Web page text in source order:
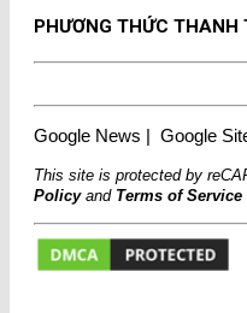
PHƯƠNG THỨC THANH
Google News | Google
This site is protected by
PolicyandTerms of Service